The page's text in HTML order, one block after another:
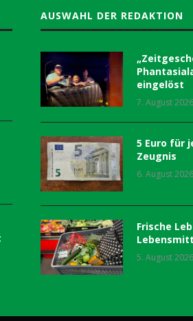
AUSWAHL DER REDAKTION
eingelöst
7. August 2026
5 Euro für
Zeugnis
6. August 2026
Frische
5. August 2026